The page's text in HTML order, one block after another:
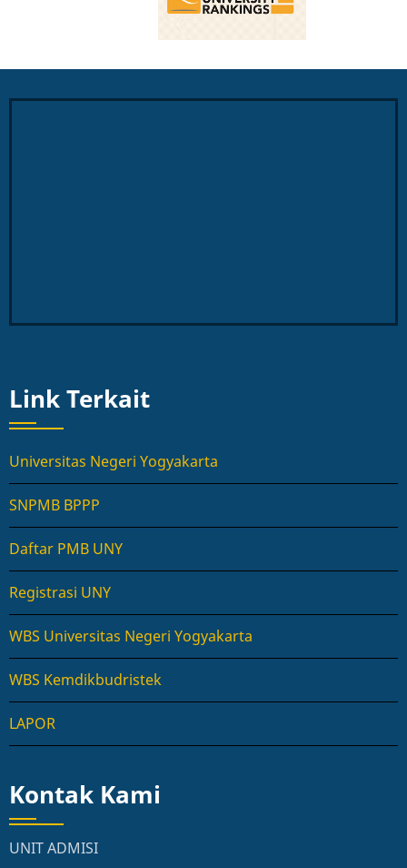
Link Terkait
Universitas Negeri Yogyakarta
SNPMB BPPP
Daftar PMB UNY
Registrasi UNY
WBS Universitas Negeri Yogyakarta
WBS Kemdikbudristek
LAPOR
Kontak Kami
UNIT ADMISI